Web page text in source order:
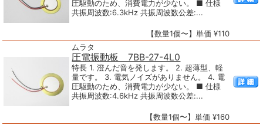
圧駆動のため、消費電力が少ない。 ■ 仕様
共振周波数:6.3kHz 共振周波数公差:...
【数量1個〜】単価 ¥110
ムラタ
圧電振動板 7BB-27-4L0
特長 1. 澄んだ音を発します。 2. 超薄型、軽
量です。 3. 電気ノイズがありません。 4. 電
圧駆動のため、消費電力が少ない。 ■ 仕様
共振周波数:4.6kHz 共振周波数公差:...
【数量1個〜】単価 ¥160